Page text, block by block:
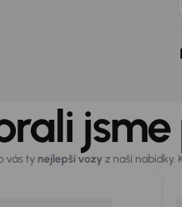
jsme
vás ty nejlepší vozy z naší nabídky.